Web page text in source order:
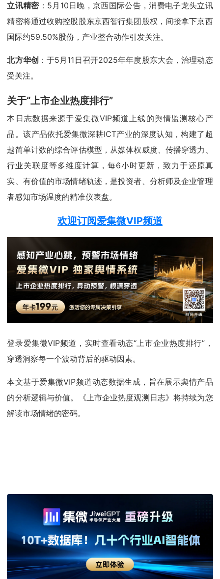
立讯精密：5月10日晚，京西国际公告，消费电子龙头立讯
精密将通过收购控股股东京西智行集团股权，间接拿下京西
国际约59.50%股份，产业整合动作引发关注。
北方华创 ：于5月11日召开2025年年度股东大会，治理动态
受关注。
关于“上市企业热度排行”
本日志数据来源于爱集微VIP频道上线的舆情监测核心产
品。该产品依托爱集微深耕ICT产业的深度认知，构建了超
越简单计数的综合评估模型，从媒体权威度、传播穿透力、
行业关联度等多维度计算，每6小时更新，致力于还原真
实、有价值的市场情绪轨迹，是投资者、分析师及企业管理
者感知市场温度的精准仪表盘。
欢迎订阅爱集微VIP频道
登录爱集微VIP频道，实时查看动态“上市企业热度排行”，
穿透洞察每一个波动背后的驱动因素。
本文基于爱集微VIP频道动态数据生成，旨在展示舆情产品
的分析逻辑与价值。《上市企业热度观测日志》将持续为您
解读市场情绪的密码。